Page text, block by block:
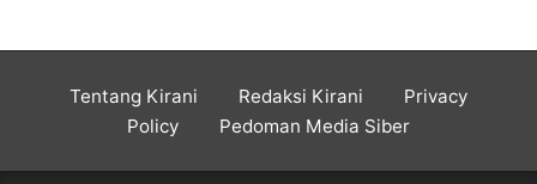
Tentang Kirani Redaksi Kirani
Privacy
Policy
Pedoman Media Siber